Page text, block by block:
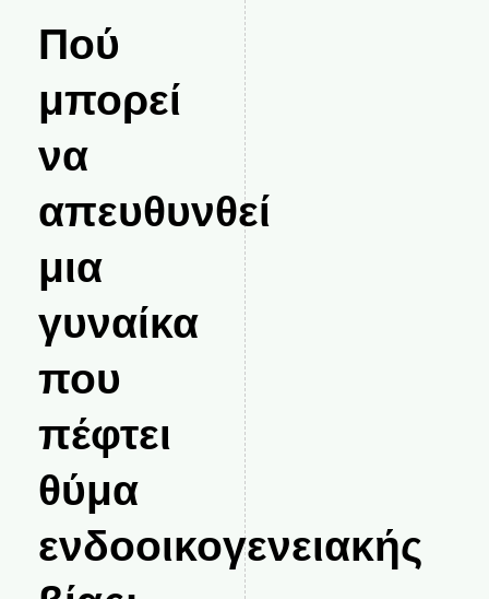
Πού
μπορεί
να
απευθυνθεί
μια
γυναίκα
που
πέφτει
θύμα
ενδοοικογενειακής